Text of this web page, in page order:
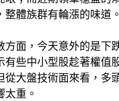
整體族群有輪漲的味道。
方面，今天意外的是下
有些中小型股趁著權值
從大盤技術面來看，多
太重。